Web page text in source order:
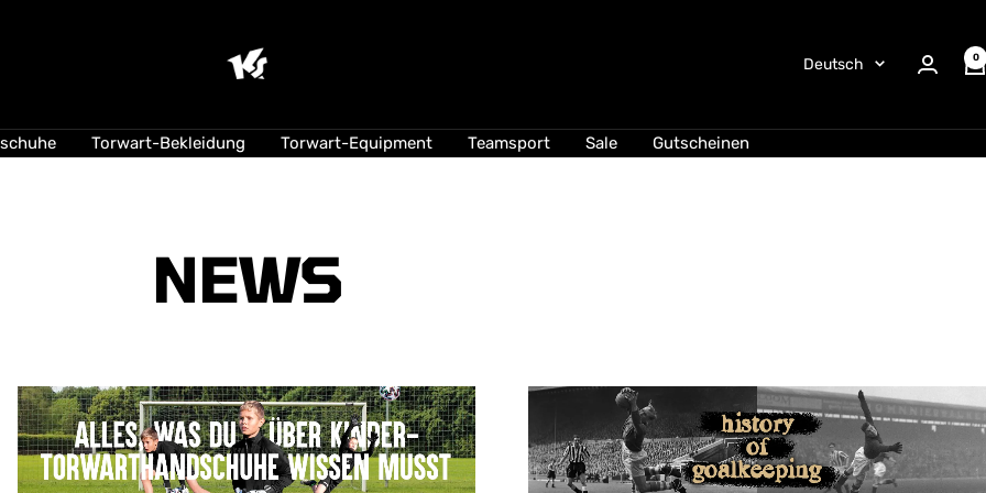
Suisse
Sprache
Deutsch 0
Torwart-Bekleidung Torwart-Equipment Teamsport Sale Gutscheinen
NEWS